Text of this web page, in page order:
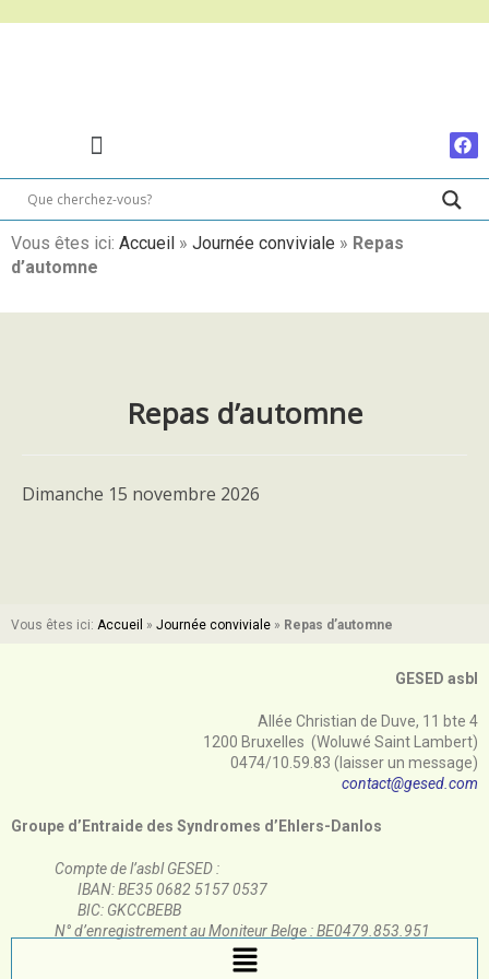
Vous êtes ici: Accueil » Journée conviviale » Repas
d’automne
Repas d’automne
Dimanche 15 novembre 2026
Vous êtes ici: Accueil » Journée conviviale » Repas d’automne
GESED asbl
Allée Christian de Duve, 11 bte 4
1200 Bruxelles (Woluwé Saint Lambert)
0474/10.59.83 (laisser un message)
contact@gesed.com
Groupe d’Entraide des Syndromes d’Ehlers-Danlos
Compte de l’asbl GESED :
IBAN: BE35 0682 5157 0537
BIC: GKCCBEBB
N° d’enregistrement au Moniteur Belge : BE0479.853.951